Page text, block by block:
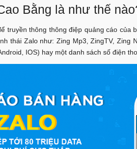
Bằng là như thế
truyền thông thông điệp quảng cáo
thái Zalo như: Zing Mp3, ZingTV,
IOS) hay một danh sách số điện